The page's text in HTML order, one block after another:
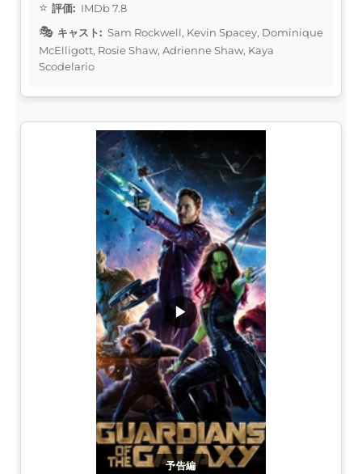
評価: IMDb 7.8
キャスト: Sam Rockwell, Kevin Spacey, Dominique
McElligott, Rosie Shaw, Adrienne Shaw, Kaya
Scodelario
予告編
▶